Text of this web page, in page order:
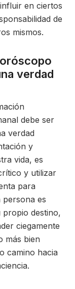
en ciertos
de
mismos.
verdad
debe ser
verdad
y
vida, es
y utilizar
para
persona es
propio destino,
ciegamente
más bien
camino hacia